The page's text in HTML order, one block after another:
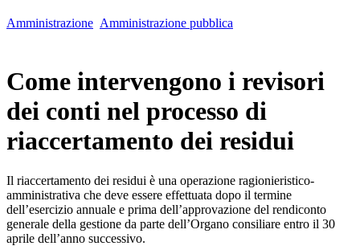
Lorem ipsum dolor sit amet consectetur
Amministrazione Amministrazione pubblica
Come intervengono i revisori
dei conti nel processo di
riaccertamento dei residui
Il riaccertamento dei residui è una operazione ragionieristico-
amministrativa che deve essere effettuata dopo il termine
dell’esercizio annuale e prima dell’approvazione del rendiconto
generale della gestione da parte dell’Organo consiliare entro il 30
aprile dell’anno successivo.